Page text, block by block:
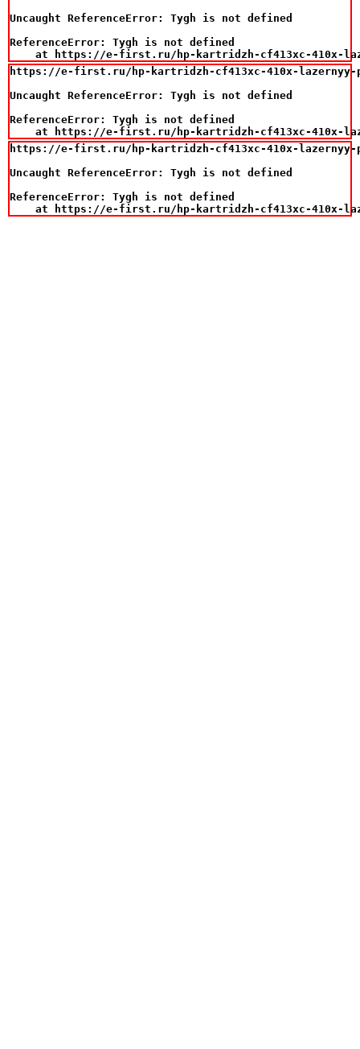
Uncaught ReferenceError: Tygh is not defined
ReferenceError: Tygh is not defined
at https://e-first.ru/hp-kartridzh-cf413xc-410x-
https://e-first.ru/hp-kartridzh-cf413xc-410x-lazernyy-
Uncaught ReferenceError: Tygh is not defined
ReferenceError: Tygh is not defined
at https://e-first.ru/hp-kartridzh-cf413xc-410x-
https://e-first.ru/hp-kartridzh-cf413xc-410x-lazernyy-
Uncaught ReferenceError: Tygh is not defined
ReferenceError: Tygh is not defined
at https://e-first.ru/hp-kartridzh-cf413xc-410x-